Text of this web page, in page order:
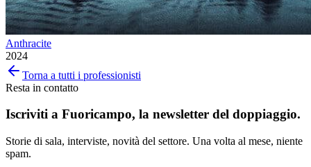
Anthracite
2024
Torna a tutti i professionisti
Resta in contatto
Iscriviti a Fuoricampo, la newsletter del doppiaggio.
Storie di sala, interviste, novità del settore. Una volta al mese, niente
spam.